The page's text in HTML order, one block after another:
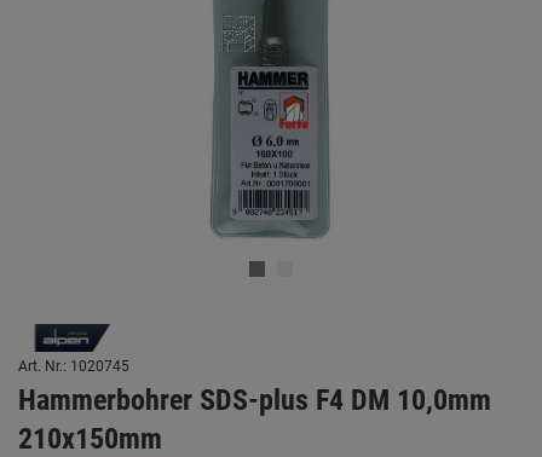
Art. Nr.: 1020745
Hammerbohrer SDS-plus F4 DM 10,0mm
210x150mm